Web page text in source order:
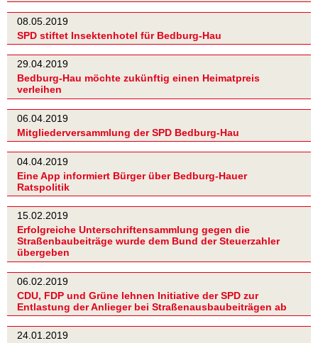
08.05.2019
SPD stiftet Insektenhotel für Bedburg-Hau
29.04.2019
Bedburg-Hau möchte zukünftig einen Heimatpreis
verleihen
06.04.2019
Mitgliederversammlung der SPD Bedburg-Hau
04.04.2019
Eine App informiert Bürger über Bedburg-Hauer
Ratspolitik
15.02.2019
Erfolgreiche Unterschriftensammlung gegen die
Straßenbaubeiträge wurde dem Bund der Steuerzahler
übergeben
06.02.2019
CDU, FDP und Grüne lehnen Initiative der SPD zur
Entlastung der Anlieger bei Straßenausbaubeiträgen ab
24.01.2019